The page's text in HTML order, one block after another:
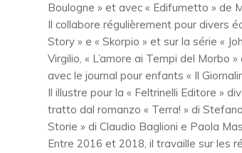
Boulogne » et avec « Edifumetto » de
Il collabore régulièrement pour divers
Story » e « Skorpio » et sur la série «
Virgilio, « L’amore ai Tempi del
avec le journal pour enfants « Il
Il illustre pour la « Feltrinelli Editore »
tratto dal romanzo « Terra! » di
Storie » di Claudio Baglioni e Paola
Entre 2016 et 2018, il travaille sur les